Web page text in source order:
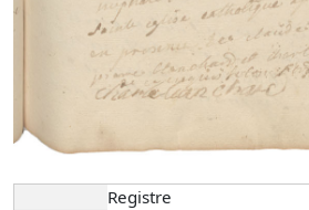
Registre